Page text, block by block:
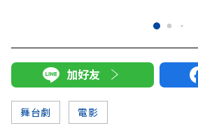
加好友
舞台劇 電影